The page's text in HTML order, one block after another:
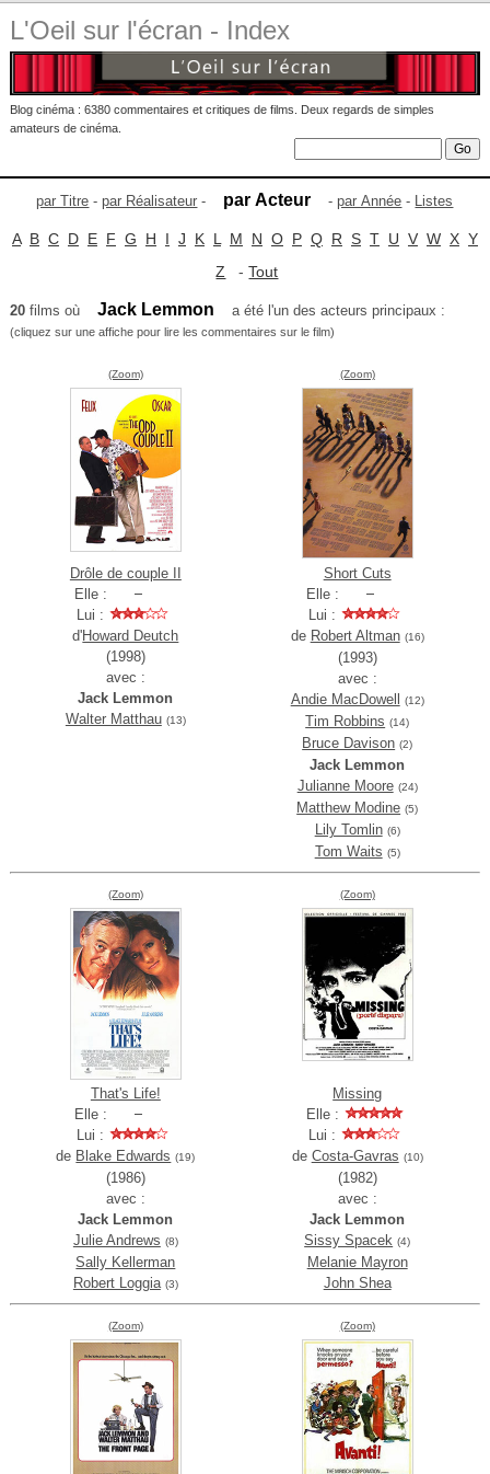
L'Oeil sur l'écran - Index
Blog cinéma : 6380 commentaires et critiques de films. Deux regards de simples
amateurs de cinéma.
par Titre -par Réalisateur - par Acteur -par Année - Listes
A B C D E F G H I J K L M N O P Q R S T U V W X Y
Z -Tout
20films où Jack Lemmon a été l'un des acteurs principaux :
(cliquez sur une affiche pour lire les commentaires sur le film)
(Zoom)
Drôle de couple II
Elle :
Lui :
d'Howard Deutch
(1998)
avec :
Jack Lemmon
Walter Matthau (13)
(Zoom)
Short Cuts
Elle :
Lui :
de Robert Altman (16)
(1993)
avec :
Andie MacDowell
(12)
Tim Robbins (14)
Bruce Davison (2)
Jack Lemmon
Julianne Moore (24)
Matthew Modine (5)
Lily Tomlin (6)
Tom Waits (5)
(Zoom)
That's Life!
Elle :
Lui :
de Blake Edwards (19)
(1986)
avec :
Jack Lemmon
Julie Andrews (8)
Sally Kellerman
Robert Loggia (3)
(Zoom)
Missing
Elle :
Lui :
de Costa-Gavras (10)
(1982)
avec :
Jack Lemmon
Sissy Spacek (4)
Melanie Mayron
John Shea
(Zoom) (Zoom)